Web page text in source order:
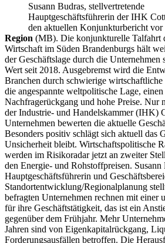
Susann Budras, stellvertretende
Hauptgeschäftsführerin der IHK
den aktuellen Konjunkturbericht
Region (MB). Die konjunkturelle Talfahrt
Wirtschaft im Süden Brandenburgs hält
der Geschäftslage durch die Unternehmen
Wert seit 2018. Ausgebremst wird die
Branchen durch schwierige wirtschaftliche
die angespannte weltpolitische Lage,
Nachfragerückgang und hohe Preise. Nur
der Industrie- und Handelskammer (IHK)
Unternehmen bewerten die aktuelle
Besonders positiv schlägt sich aktuell das
Unsicherheit bleibt. Wirtschaftspolitische
werden im Risikoradar jetzt an zweiter
den Energie- und Rohstoffpreisen. Susann
Hauptgeschäftsführerin und
Standortentwicklung/Regionalplanung
befragten Unternehmen rechnen mit einer
für ihre Geschäftstätigkeit, das ist ein
gegenüber dem Frühjahr. Mehr
Jahren sind von Eigenkapitalrückgang,
Forderungsausfällen betroffen. Die